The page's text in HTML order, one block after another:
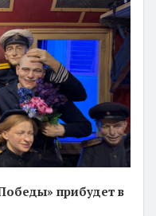
прибудет в